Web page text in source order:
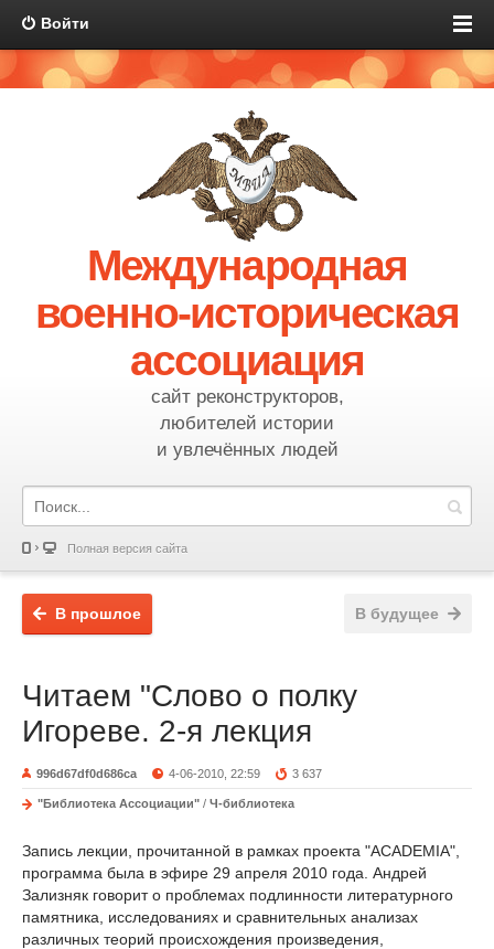
Войти
Международная
военно-историческая
ассоциация
сайт реконструкторов,
любителей истории
и увлечённых людей
Полная версия сайта
В будущее
В прошлое
Читаем "Слово о полку
Игореве. 2-я лекция
996d67df0d686ca 4-06-2010, 22:59 3 637
"Библиотека Ассоциации" / Ч-библиотека
Запись лекции, прочитанной в рамках проекта "ACADEMIA",
программа была в эфире 29 апреля 2010 года. Андрей
Зализняк говорит о проблемах подлинности литературного
памятника, исследованиях и сравнительных анализах
различных теорий происхождения произведения,